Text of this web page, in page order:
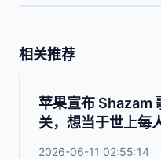
相关推荐
苹果宣布 Shazam
关，想当于世上每
2026-06-11 02:55:14